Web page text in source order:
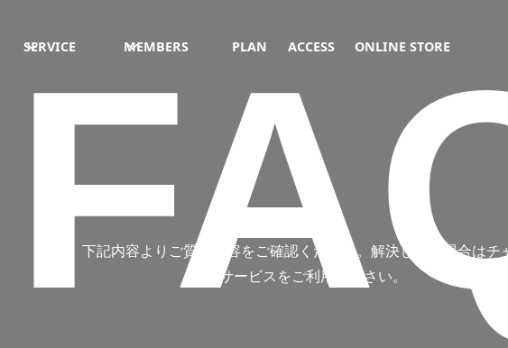
SERVICE MEMBERS PLAN ACCESS ONLINE STORE
下記内容よりご質問内容をご確認ください。解決しない場合はチ
トサービスをご利用ください。